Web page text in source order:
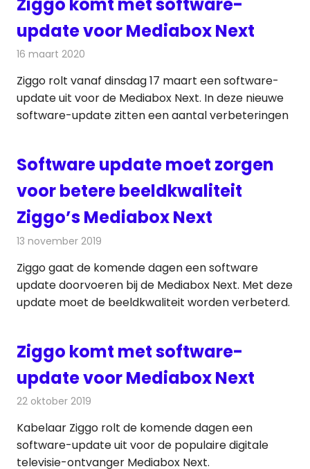
update voor Mediabox Next
16 maart 2020
Ziggo rolt vanaf dinsdag 17 maart een software-
update uit voor de Mediabox Next. In deze nieuwe
software-update zitten een aantal verbeteringen
Software update moet zorgen
voor betere beeldkwaliteit
Ziggo’s Mediabox Next
13 november 2019
Ziggo gaat de komende dagen een software
update doorvoeren bij de Mediabox Next. Met deze
update moet de beeldkwaliteit worden verbeterd.
Ziggo komt met software-
update voor Mediabox Next
22 oktober 2019
Kabelaar Ziggo rolt de komende dagen een
software-update uit voor de populaire digitale
televisie-ontvanger Mediabox Next.